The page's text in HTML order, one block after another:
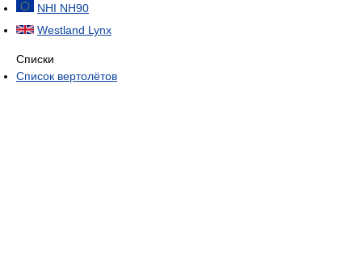
NHI NH90
Westland Lynx
Списки
Список вертолётов